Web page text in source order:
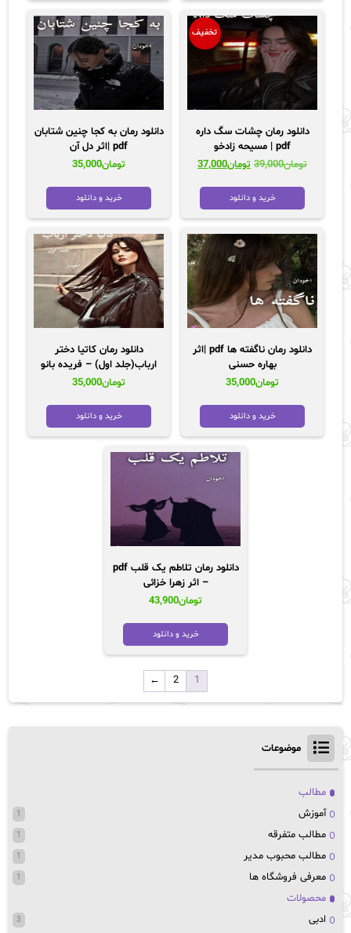
تخفیف
دانلود رمان چشات سگ داره
pdf | مسیحه زادخو
تومان39,000 قیمت
تومان39,000
بود.
تومان37,000قیمت
خرید و دانلود
دانلود رمان به کجا چنین شتابان
pdf |اثر دل آن
تومان35,000
خرید و دانلود
دانلود رمان ناگفته ها pdf |اثر
بهاره حسنی
تومان35,000
خرید و دانلود
دانلود رمان کاتیا دختر
ارباب(جلد اول) – فریده بانو
تومان35,000
خرید و دانلود
دانلود رمان تلاطم یک قلب pdf
– اثر زهرا خزائی
تومان43,900
خرید و دانلود
1
2
←
موضوعات
مطالب
آموزش
1
مطالب متفرقه 1
مطالب محبوب مدیر 1
معرفی فروشگاه ها 1
محصولات
ادبی
3